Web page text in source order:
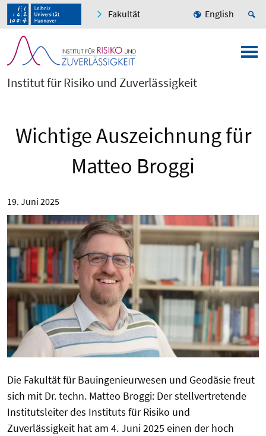
Fakultät English
Institut für Risiko und Zuverlässigkeit
Wichtige Auszeichnung für
Matteo Broggi
19. Juni 2025
Die Fakultät für Bauingenieurwesen und Geodäsie freut
sich mit Dr. techn. Matteo Broggi: Der stellvertretende
Institutsleiter des Instituts für Risiko und
Zuverlässigkeit hat am 4. Juni 2025 einen der hoch